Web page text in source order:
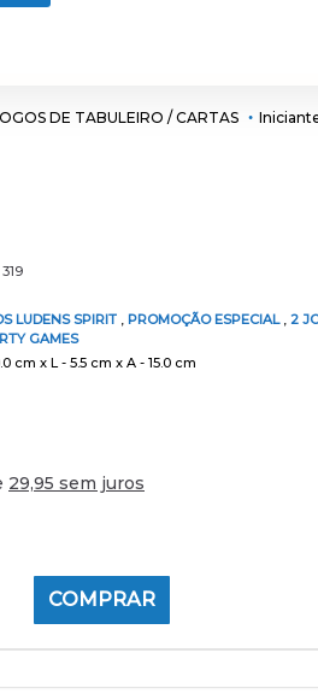
DE TABULEIRO / CARTAS
319
LUDENS SPIRIT , PROMOÇÃO ESPECIAL , 2
GAMES
cm x L - 5.5 cm x A - 15.0 cm
29,95 sem juros
COMPRAR